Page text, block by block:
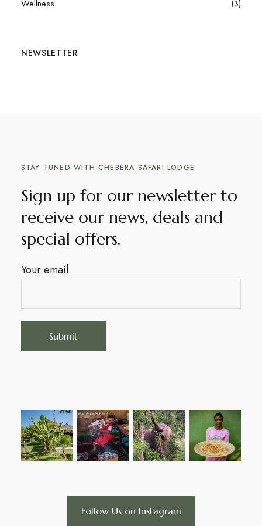
Wellness (3)
NEWSLETTER
STAY TUNED WITH CHEBERA SAFARI LODGE
Sign up for our newsletter to
receive our news, deals and
special offers.
Your email
Follow Us on Instagram